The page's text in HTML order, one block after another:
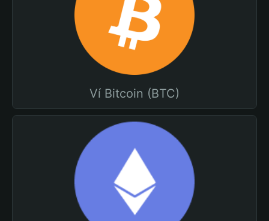
Ví Bitcoin (BTC)